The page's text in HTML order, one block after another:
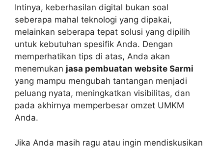
Intinya, keberhasilan digital bukan soal
seberapa mahal teknologi yang dipakai,
melainkan seberapa tepat solusi yang dipilih
untuk kebutuhan spesifik Anda. Dengan
memperhatikan tips di atas, Anda akan
menemukan jasa pembuatan website Sarmi
yang mampu mengubah tantangan menjadi
peluang nyata, meningkatkan visibilitas, dan
pada akhirnya memperbesar omzet UMKM
Anda.
Jika Anda masih ragu atau ingin mendiskusikan